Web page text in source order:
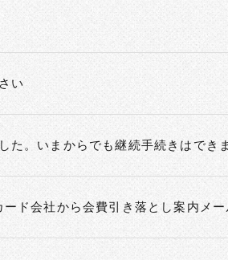
い
た。いまからでも継続手続きはでき
ド会社から会費引き落とし案内メ